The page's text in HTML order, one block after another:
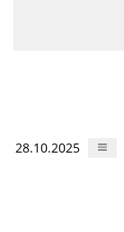
28.10.2025